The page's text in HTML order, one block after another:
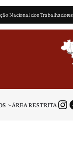
Nacional dos
ÁREA RESTRITAInstagram